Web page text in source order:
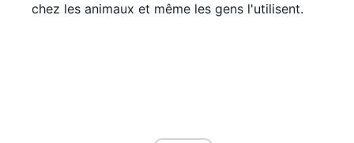
chez les animaux et même les gens l'utilisent.